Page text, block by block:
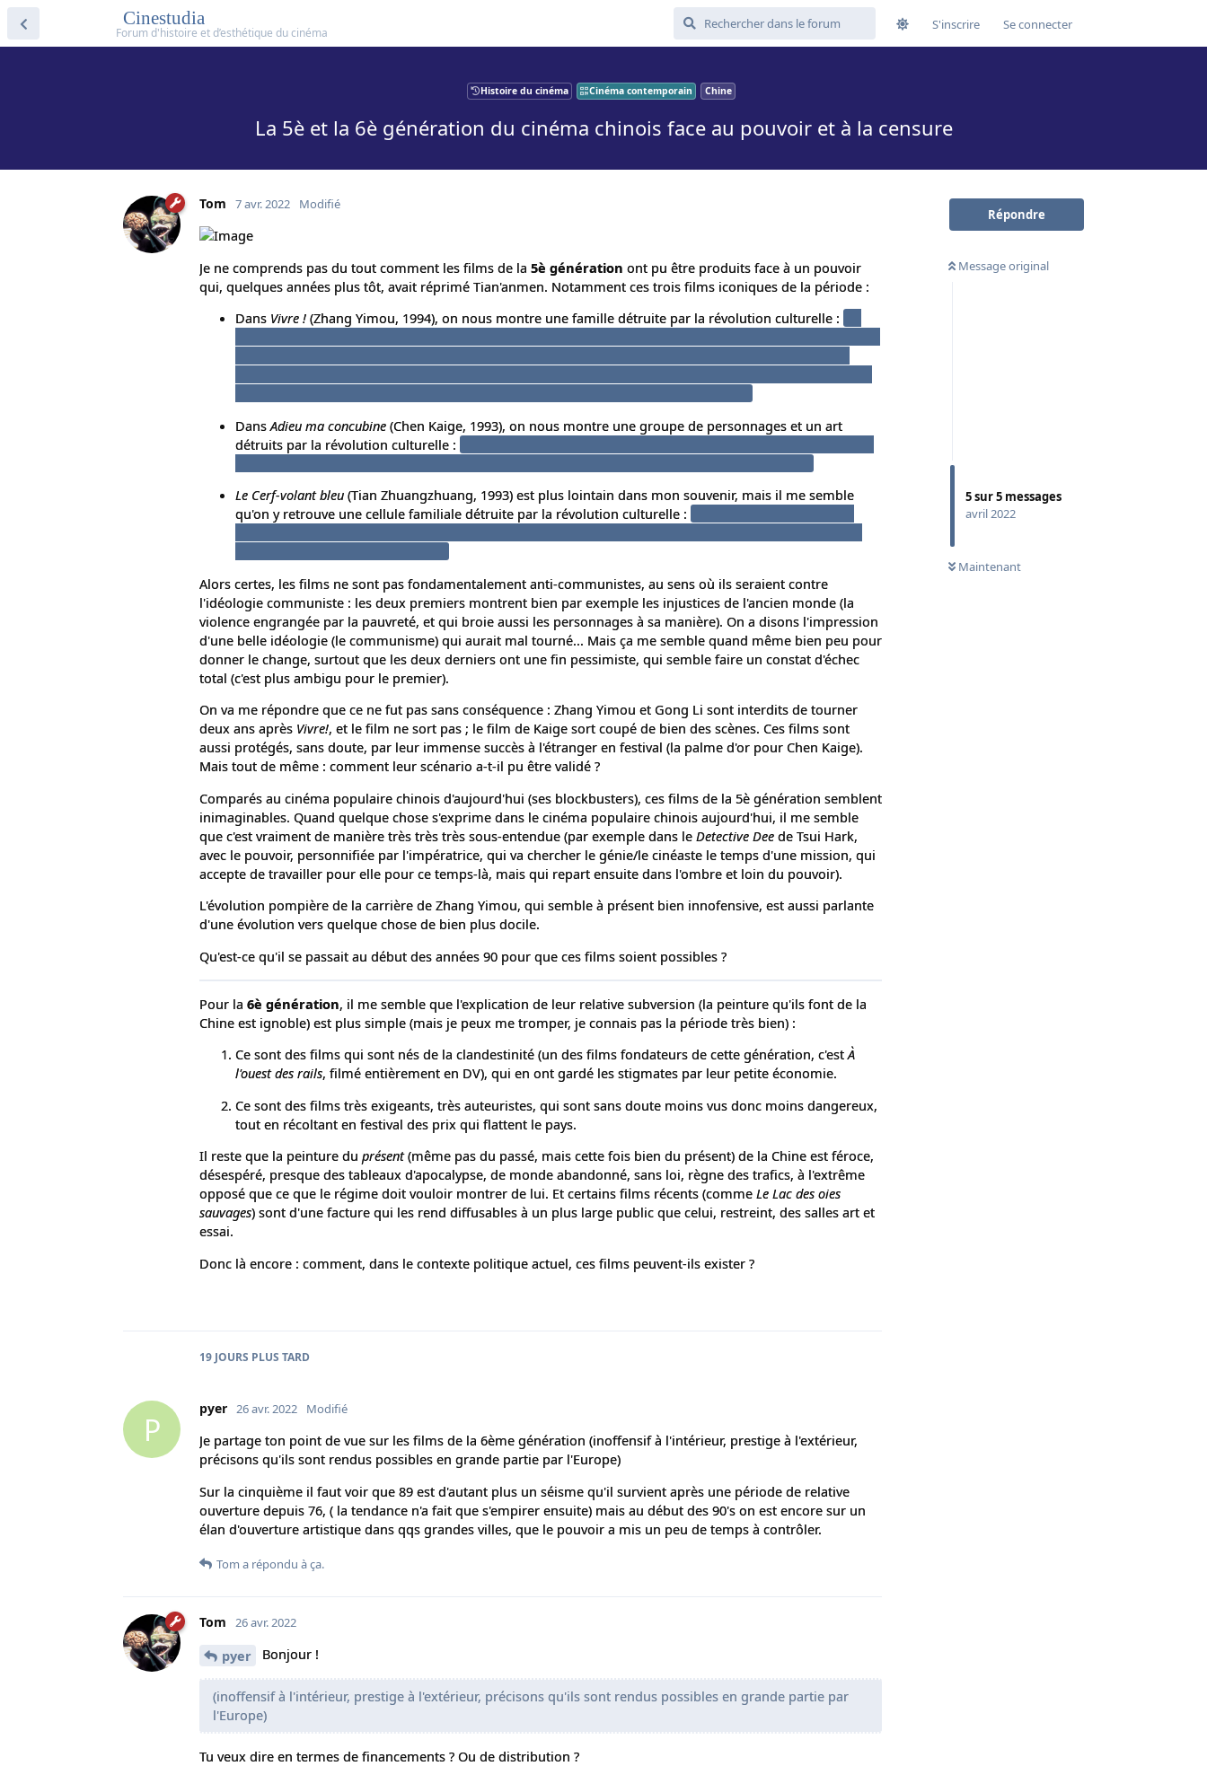
Cinestudia S'inscrire Se connecter
Histoire du cinéma Cinéma contemporain Chine
La 5è et la 6è génération du cinéma chinois face au pouvoir et à la censure
Répondre
Message original
5sur5 messages
avril 2022
Maintenant
Tom 7 avr. 2022 Modifié
Je ne comprends pas du tout comment les films de la 5è génération ont pu être produits face à un pouvoir
qui, quelques années plus tôt, avait réprimé Tian'anmen. Notamment ces trois films iconiques de la période :
Dans Vivre ! (Zhang Yimou, 1994), on nous montre une famille détruite par la révolution culturelle :
DansAdieu ma concubine (Chen Kaige, 1993), on nous montre une groupe de personnages et un art
détruits par la révolution culturelle :
Le Cerf-volant bleu (Tian Zhuangzhuang, 1993) est plus lointain dans mon souvenir, mais il me semble
qu'on y retrouve une cellule familiale détruite par la révolution culturelle :
Alors certes, les films ne sont pas fondamentalement anti-communistes, au sens où ils seraient contre
l'idéologie communiste : les deux premiers montrent bien par exemple les injustices de l'ancien monde (la
violence engrangée par la pauvreté, et qui broie aussi les personnages à sa manière). On a disons l'impression
d'une belle idéologie (le communisme) qui aurait mal tourné... Mais ça me semble quand même bien peu pour
donner le change, surtout que les deux derniers ont une fin pessimiste, qui semble faire un constat d'échec
total (c'est plus ambigu pour le premier).
On va me répondre que ce ne fut pas sans conséquence : Zhang Yimou et Gong Li sont interdits de tourner
deux ans après Vivre!, et le film ne sort pas ; le film de Kaige sort coupé de bien des scènes. Ces films sont
aussi protégés, sans doute, par leur immense succès à l'étranger en festival (la palme d'or pour Chen Kaige).
Mais tout de même : comment leur scénario a-t-il pu être validé ?
Comparés au cinéma populaire chinois d'aujourd'hui (ses blockbusters), ces films de la 5è génération semblent
inimaginables. Quand quelque chose s'exprime dans le cinéma populaire chinois aujourd'hui, il me semble
que c'est vraiment de manière très très très sous-entendue (par exemple dans le Detective Dee de Tsui Hark,
avec le pouvoir, personnifiée par l'impératrice, qui va chercher le génie/le cinéaste le temps d'une mission, qui
accepte de travailler pour elle pour ce temps-là, mais qui repart ensuite dans l'ombre et loin du pouvoir).
L'évolution pompière de la carrière de Zhang Yimou, qui semble à présent bien innofensive, est aussi parlante
d'une évolution vers quelque chose de bien plus docile.
Qu'est-ce qu'il se passait au début des années 90 pour que ces films soient possibles ?
Pour la 6è génération, il me semble que l'explication de leur relative subversion (la peinture qu'ils font de la
Chine est ignoble) est plus simple (mais je peux me tromper, je connais pas la période très bien) :
Ce sont des films qui sont nés de la clandestinité (un des films fondateurs de cette génération, c'estÀ
l'ouest des rails, filmé entièrement en DV), qui en ont gardé les stigmates par leur petite économie.
Ce sont des films très exigeants, très auteuristes, qui sont sans doute moins vus donc moins dangereux,
tout en récoltant en festival des prix qui flattent le pays.
Il reste que la peinture du présent(même pas du passé, mais cette fois bien du présent) de la Chine est féroce,
désespéré, presque des tableaux d'apocalypse, de monde abandonné, sans loi, règne des trafics, à l'extrême
opposé que ce que le régime doit vouloir montrer de lui. Et certains films récents (comme Le Lac des oies
sauvages) sont d'une facture qui les rend diffusables à un plus large public que celui, restreint, des salles art et
essai.
Donc là encore : comment, dans le contexte politique actuel, ces films peuvent-ils exister ?
19 JOURS PLUS TARD
P
pyer 26 avr. 2022 Modifié
Je partage ton point de vue sur les films de la 6ème génération (inoffensif à l'intérieur, prestige à l'extérieur,
précisons qu'ils sont rendus possibles en grande partie par l'Europe)
Sur la cinquième il faut voir que 89 est d'autant plus un séisme qu'il survient après une période de relative
ouverture depuis 76, ( la tendance n'a fait que s'empirer ensuite) mais au début des 90's on est encore sur un
élan d'ouverture artistique dans qqs grandes villes, que le pouvoir a mis un peu de temps à contrôler.
Tom a répondu à ça.
Tom 26 avr. 2022
pyer Bonjour !
(inoffensif à l'intérieur, prestige à l'extérieur, précisons qu'ils sont rendus possibles en grande partie par
l'Europe)
Tu veux dire en termes de financements ? Ou de distribution ?